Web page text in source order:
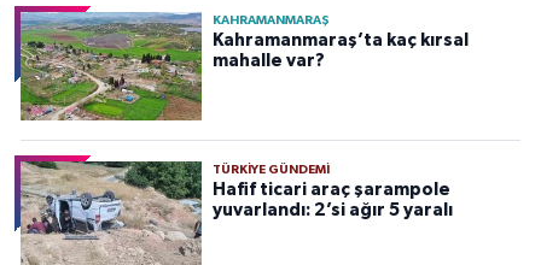
KAHRAMANMARAŞ
Kahramanmaraş’ta kaç kırsal
mahalle var?
TÜRKIYE GÜNDEMI
Hafif ticari araç şarampole
yuvarlandı: 2’si ağır 5 yaralı